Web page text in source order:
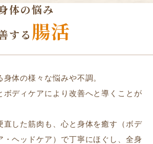
体の悩み
する 腸活
体の様々な悩みや不調。
ボディケアにより改善へと導くことが
直した筋肉も、心と身体を癒す（ボデ
・ヘッドケア）で丁寧にほぐし、全身